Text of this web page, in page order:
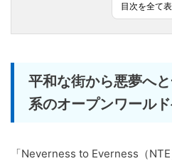
目次を全て
平和な街から悪夢へ
系のオープンワールド
「Neverness to Everness（NTE